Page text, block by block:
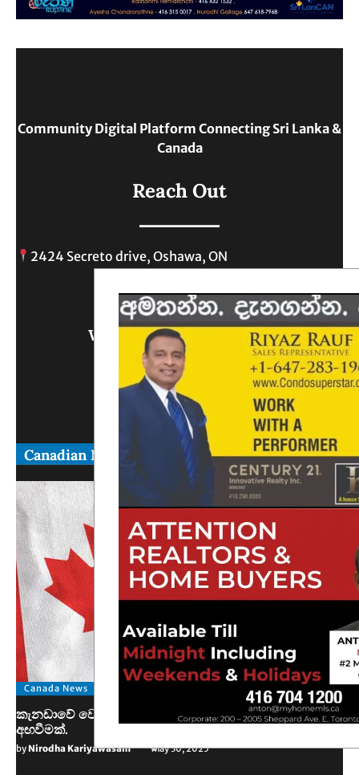
Community Digital Platform Connecting Sri Lanka &
Canada
Reach Out
2424 Secreto drive, Oshawa, ON
info@
Write Us What You Think
Canadian News
Canada News
කැනඩාවේ වෙසෙන තම පුරවැසියන්ට ඊශ්‍රායලයෙන් අනතුරු
අඟවීමක්.
byNirodha Kariyawasam May 30, 2025